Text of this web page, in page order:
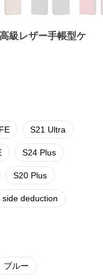
級レザー手帳型ケ
S21 Ultra
S24 Plus
S20 Plus
side deduction
ブルー